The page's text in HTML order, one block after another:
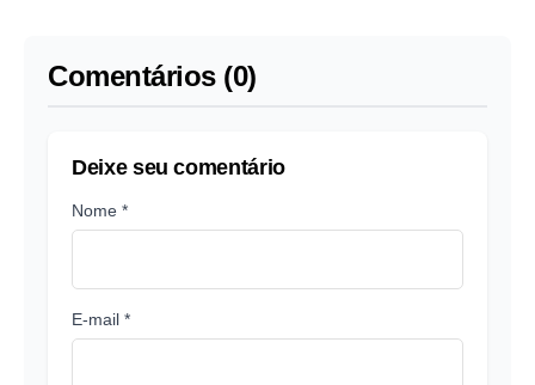
Comentários (0)
Deixe seu comentário
Nome *
E-mail *